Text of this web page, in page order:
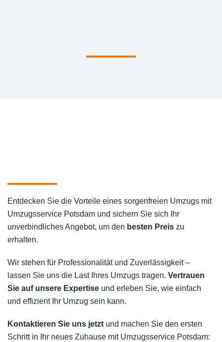
Entdecken Sie die Vorteile eines sorgenfreien Umzugs mit
Umzugsservice Potsdam und sichern Sie sich Ihr
unverbindliches Angebot, um den besten Preis zu
erhalten.
Wir stehen für Professionalität und Zuverlässigkeit –
lassen Sie uns die Last Ihres Umzugs tragen. Vertrauen
Sie auf unsere Expertise und erleben Sie, wie einfach
und effizient Ihr Umzug sein kann.
Kontaktieren Sie uns jetzt und machen Sie den ersten
Schritt in Ihr neues Zuhause mit Umzugsservice Potsdam: